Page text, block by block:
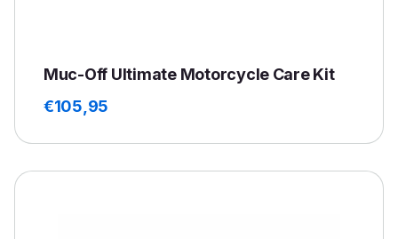
Muc-Off Ultimate Motorcycle Care Kit
€105,95